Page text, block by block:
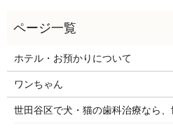
ホテル・お預かりについて
ワンちゃん
世田谷区で犬・猫の歯科治療なら